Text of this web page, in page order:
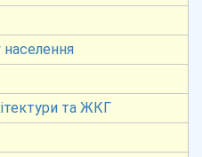
населення
та ЖКГ